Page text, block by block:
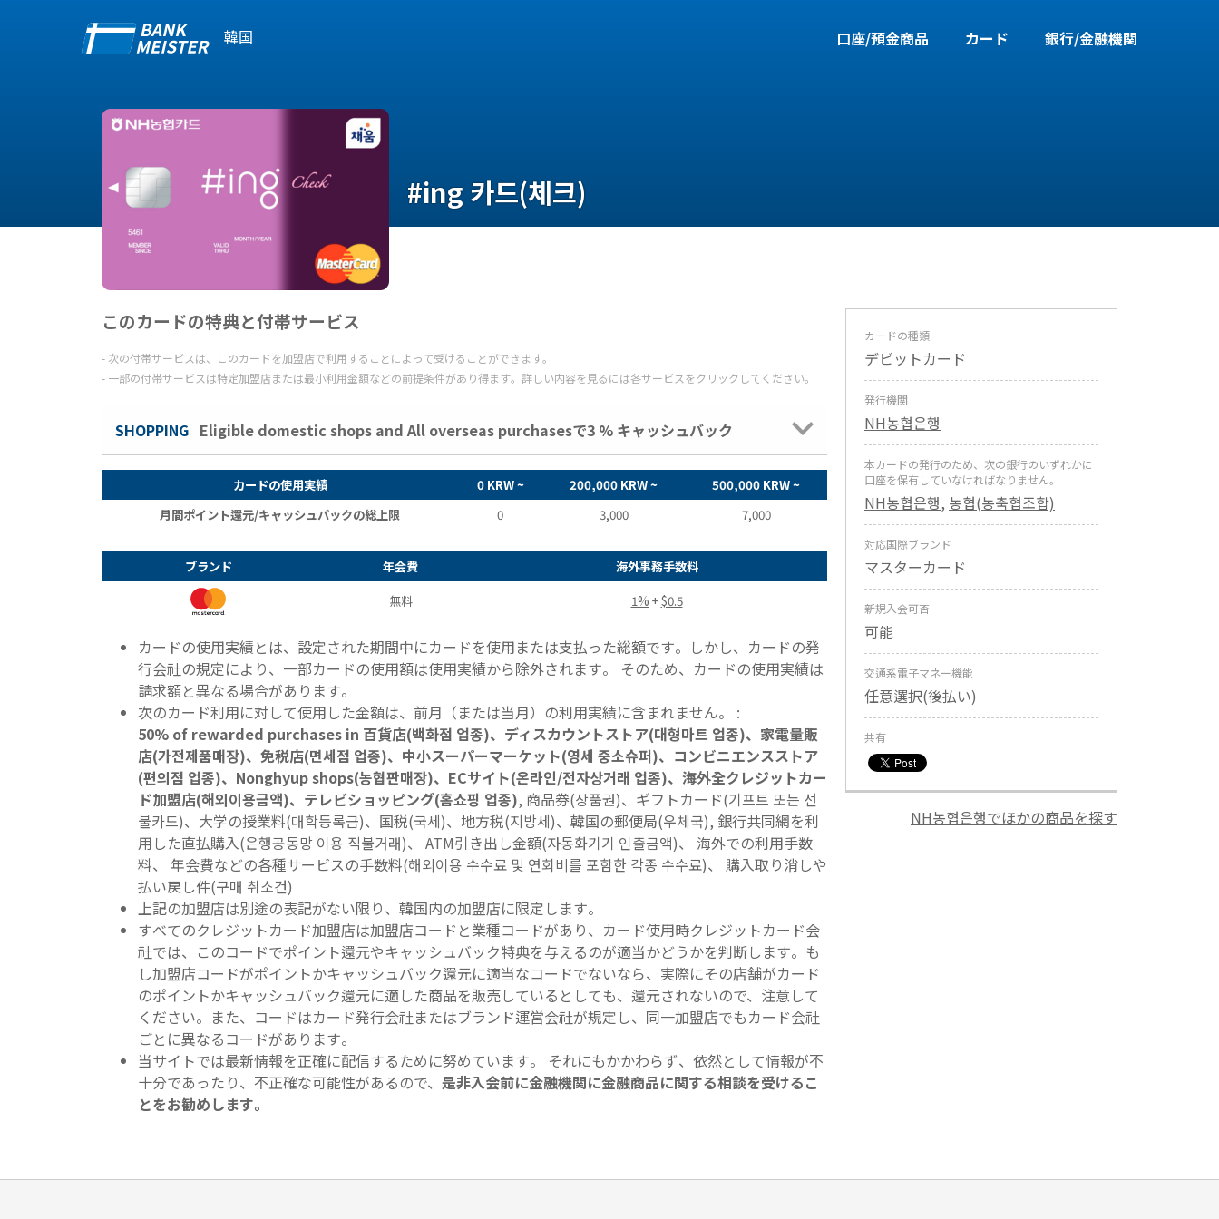
韓国 口座/預金商品 カード 銀行/金融機関
#ing 카드(체크)
このカードの特典と付帯サービス
次の付帯サービスは、このカードを加盟店で利用することによって受けることができます。
一部の付帯サービスは特定加盟店または最小利用金額などの前提条件があり得ます。詳しい内容を見るには各サービスをクリックしてください。
SHOPPING Eligible domestic shops and All overseas purchasesで3 % キャッシュバック
カードの使用実績 0 KRW ~ 200,000 KRW ~
500,000 KRW ~
月間ポイント還元/キャッシュバックの総上限
0 3,000 7,000
ブランド 年会費
海外事務手数料
無料
1% +$0.5
カードの使用実績とは、 設定された期間中にカードを使用または支払った総額です。しかし、カードの発
行会社の規定により、一部カードの使用額は使用実績から除外されます。 そのため、カードの使用実績は
請求額と異なる場合があります。
次のカード利用に対して使用した金額は、前月（または当月）の利用実績に含まれません。 :
50% of rewarded purchases in 百貨店(백화점 업종)、ディスカウントストア(대형마트 업종)、家電量販
店(가전제품매장)、免税店(면세점 업종)、中小スーパーマーケット(영세 중소슈퍼)、コンビニエンスストア
(편의점 업종)、Nonghyup shops(농협판매장)、ECサイト(온라인/전자상거래 업종)、海外全クレジットカー
ド加盟店(해외이용금액)、テレビショッピング(홈쇼핑 업종), 商品券(상품권)、ギフトカード(기프트 또는 선
불카드)、大学の授業料(대학등록금)、国税(국세)、地方税(지방세)、韓国の郵便局(우체국), 銀行共同網を利
用した直払購入(은행공동망 이용 직불거래)、 ATM引き出し金額(자동화기기 인출금액)、 海外での利用手数
料、 年会費などの各種サービスの手数料(해외이용 수수료 및 연회비를 포함한 각종 수수료)、 購入取り消しや
払い戻し件(구매 취소건)
上記の加盟店は別途の表記がない限り、韓国内の加盟店に限定します。
すべてのクレジットカード加盟店は加盟店コードと業種コードがあり、カード使用時クレジットカード会
社では、このコードでポイント還元やキャッシュバック特典を与えるのが適当かどうかを判断します。も
し加盟店コードがポイントかキャッシュバック還元に適当なコードでないなら、実際にその店舗がカード
のポイントかキャッシュバック還元に適した商品を販売しているとしても、還元されないので、注意して
ください。また、コードはカード発行会社またはブランド運営会社が規定し、同一加盟店でもカード会社
ごとに異なるコードがあります。
当サイトでは最新情報を正確に配信するために努めています。 それにもかかわらず、依然として情報が不
十分であったり、不正確な可能性があるので、 是非入会前に金融機関に金融商品に関する相談を受けるこ
とをお勧めします。
カードの種類
デビットカード
発行機関
NH농협은행
本カードの発行のため、次の銀行のいずれかに
口座を保有していなければなりません。
NH농협은행, 농협(농축협조합)
対応国際ブランド
マスターカード
新規入会可否
可能
交通系電子マネー機能
任意選択(後払い)
共有
NH농협은행でほかの商品を探す